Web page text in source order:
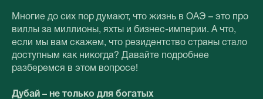
Многие до сих пор думают, что жизнь в ОАЭ – это про
виллы за миллионы, яхты и бизнес-империи. А что,
если мы вам скажем, что резидентство страны стало
доступным как никогда? Давайте подробнее
разберемся в этом вопросе!
Дубай – не только для богатых